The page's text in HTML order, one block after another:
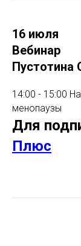
16 июля
Вебинар
Пустотина
14:00 - 15:00
менопаузы
Для
Плюс